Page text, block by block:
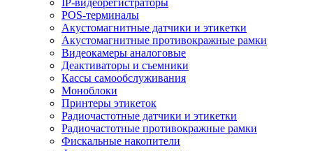
IP-видеорегистраторы
POS-терминалы
Акустомагнитные датчики и этикетки
Акустомагнитные противокражные рамки
Видеокамеры аналоговые
Деактиваторы и съемники
Кассы самообслуживания
Моноблоки
Принтеры этикеток
Радиочастотные датчики и этикетки
Радиочастотные противокражные рамки
Фискальные накопители